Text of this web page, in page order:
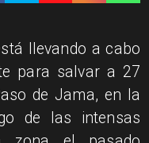
llevando a cabo
para salvar a 27
de Jama, en la
de las intensas